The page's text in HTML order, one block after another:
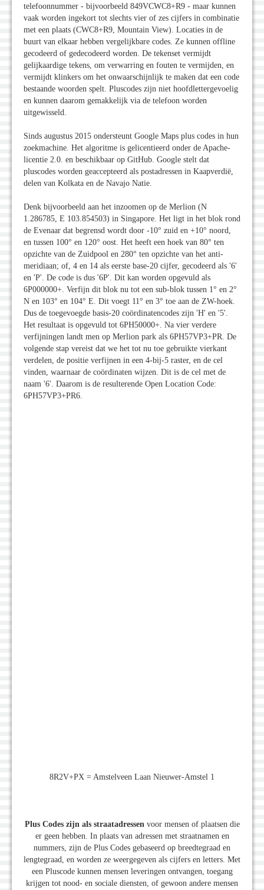
telefoonnummer - bijvoorbeeld 849VCWC8+R9 - maar kunnen
vaak worden ingekort tot slechts vier of zes cijfers in combinatie
met een plaats (CWC8+R9, Mountain View). Locaties in de
buurt van elkaar hebben vergelijkbare codes. Ze kunnen offline
gecodeerd of gedecodeerd worden. De tekenset vermijdt
gelijkaardige tekens, om verwarring en fouten te vermijden, en
vermijdt klinkers om het onwaarschijnlijk te maken dat een code
bestaande woorden spelt. Pluscodes zijn niet hoofdlettergevoelig
en kunnen daarom gemakkelijk via de telefoon worden
uitgewisseld.
Sinds augustus 2015 ondersteunt Google Maps plus codes in hun
zoekmachine. Het algoritme is gelicentieerd onder de Apache-
licentie 2.0. en beschikbaar op GitHub. Google stelt dat
pluscodes worden geaccepteerd als postadressen in Kaapverdië,
delen van Kolkata en de Navajo Natie.
Denk bijvoorbeeld aan het inzoomen op de Merlion (N
1.286785, E 103.854503) in Singapore. Het ligt in het blok rond
de Evenaar dat begrensd wordt door -10° zuid en +10° noord,
en tussen 100° en 120° oost. Het heeft een hoek van 80° ten
opzichte van de Zuidpool en 280° ten opzichte van het anti-
meridiaan; of, 4 en 14 als eerste base-20 cijfer, gecodeerd als '6'
en 'P'. De code is dus '6P'. Dit kan worden opgevuld als
6P000000+. Verfijn dit blok nu tot een sub-blok tussen 1° en 2°
N en 103° en 104° E. Dit voegt 11° en 3° toe aan de ZW-hoek.
Dus de toegevoegde basis-20 coördinatencodes zijn 'H' en '5'.
Het resultaat is opgevuld tot 6PH50000+. Na vier verdere
verfijningen landt men op Merlion park als 6PH57VP3+PR. De
volgende stap vereist dat we het tot nu toe gebruikte vierkant
verdelen, de positie verfijnen in een 4-bij-5 raster, en de cel
vinden, waarnaar de coördinaten wijzen. Dit is de cel met de
naam '6'. Daarom is de resulterende Open Location Code:
6PH57VP3+PR6.
8R2V+PX = Amstelveen Laan Nieuwer-Amstel 1
Plus Codes zijn als straatadressenvoor mensen of plaatsen die
er geen hebben. In plaats van adressen met straatnamen en
nummers, zijn de Plus Codes gebaseerd op breedtegraad en
lengtegraad, en worden ze weergegeven als cijfers en letters. Met
een Pluscode kunnen mensen leveringen ontvangen, toegang
krijgen tot nood- en sociale diensten, of gewoon andere mensen